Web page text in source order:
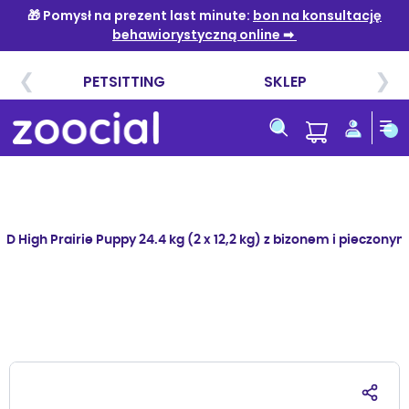
do
treści
High Prairie Puppy 24.4 kg (2 x 12,2 kg) z bizonem i
Przejdź